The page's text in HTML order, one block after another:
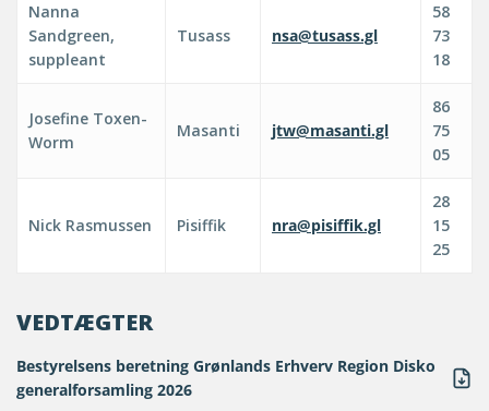
Nanna
Sandgreen,
suppleant
Tusass nsa@tusass.gl
58
73
18
Josefine Toxen-
Worm
Masanti jtw@masanti.gl
86
75
05
Nick Rasmussen Pisiffik nra@pisiffik.gl
28
15
25
VEDTÆGTER
Bestyrelsens beretning Grønlands Erhverv Region Disko
generalforsamling 2026